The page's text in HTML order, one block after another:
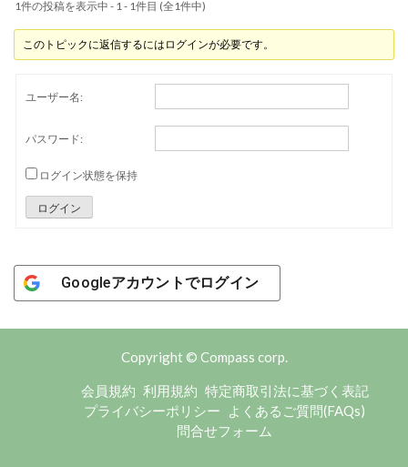
1件の投稿を表示中 - 1 - 1件目 (全1件中)
このトピックに返信するにはログインが必要です。
ユーザー名:
パスワード:
ログイン状態を保持
ログイン
Googleアカウントでログイン
Copyright © Compass corp.
会員規約 利用規約 特定商取引法に基づく表記
プライバシーポリシー
よくあるご質問(FAQs)
問合せフォーム